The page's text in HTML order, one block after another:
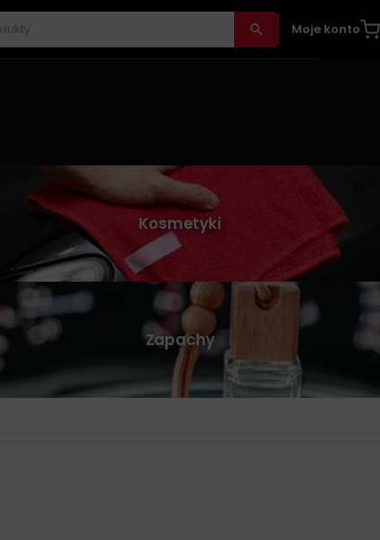
Moje konto
Kosmetyki
Zapachy